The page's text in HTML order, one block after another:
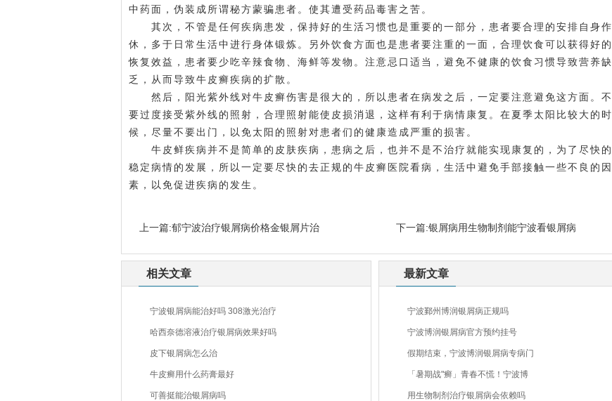
中药面，伪装成所谓秘方蒙骗患者。使其遭受药品毒害之苦。
其次，不管是任何疾病患发，保持好的生活习惯也是重要的一部分，患者要合理的安排自身作
休，多于日常生活中进行身体锻炼。另外饮食方面也是患者要注重的一面，合理饮食可以获得好的
恢复效益，患者要少吃辛辣食物、海鲜等发物。注意忌口适当，避免不健康的饮食习惯导致营养缺
乏，从而导致牛皮癣疾病的扩散。
然后，阳光紫外线对牛皮癣伤害是很大的，所以患者在病发之后，一定要注意避免这方面。不
要过度接受紫外线的照射，合理照射能使皮损消退，这样有利于病情康复。在夏季太阳比较大的时
候，尽量不要出门，以免太阳的照射对患者们的健康造成严重的损害。
牛皮鲜疾病并不是简单的皮肤疾病，患病之后，也并不是不治疗就能实现康复的，为了尽快的
稳定病情的发展，所以一定要尽快的去正规的牛皮癣医院看病，生活中避免手部接触一些不良的因
素，以免促进疾病的发生。
上一篇:郁宁波治疗银屑病价格金银屑片治 下一篇:银屑病用生物制剂能宁波看银屑病
相关文章
宁波银屑病能治好吗 308激光治疗
哈西奈德溶液治疗银屑病效果好吗
皮下银屑病怎么治
牛皮癣用什么药膏最好
可善挺能治银屑病吗
最新文章
宁波鄞州博润银屑病正规吗
宁波博润银屑病官方预约挂号
假期结束，宁波博润银屑病专病门
「暑期战"癣」青春不慌！宁波博
用生物制剂治疗银屑病会依赖吗